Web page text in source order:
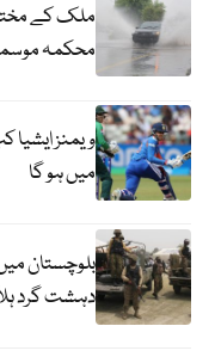
ملک کے
محکمہ
میں ہو گا
دہشت گرد